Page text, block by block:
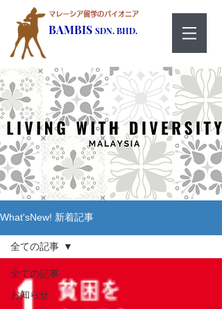
マレーシア留学のパイオニア
BAMBIS SDN. BHD.
What'sNew! 新着記事
全ての記事
お知らせ
全ての記事